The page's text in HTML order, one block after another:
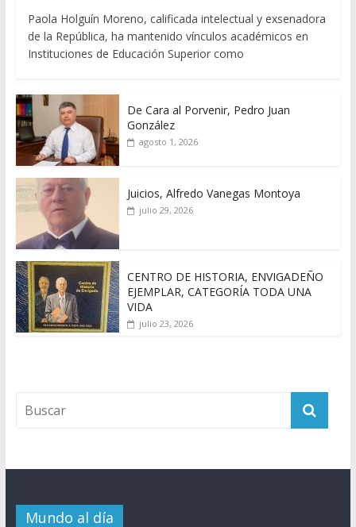
Paola Holguín Moreno, calificada intelectual y exsenadora
de la República, ha mantenido vínculos académicos en
Instituciones de Educación Superior como
De Cara al Porvenir, Pedro Juan
González
agosto 1, 2026
Juicios, Alfredo Vanegas Montoya
julio 29, 2026
CENTRO DE HISTORIA, ENVIGADEÑO
EJEMPLAR, CATEGORÍA TODA UNA
VIDA
julio 23, 2026
Mundo al día